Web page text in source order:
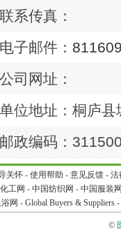
联系传真：
电子邮件：
公司网址：
单位地址：桐庐
邮政编码：
关怀 - 使用帮助 - 意见反馈 - 法
工网 - 中国纺织网 - 中国服装
网 - Global Buyers & Suppliers -
©